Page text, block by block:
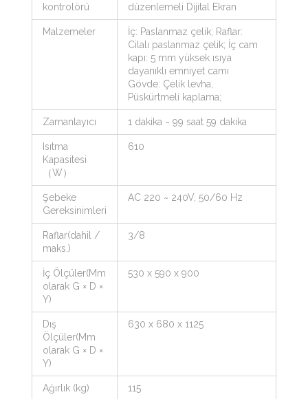
kontrolörü
düzenlemeli Dijital Ekran
Malzemeler
İç: Paslanmaz çelik; Raflar:
Cilalı paslanmaz çelik; İç cam
kapı: 5 mm yüksek ısıya
dayanıklı emniyet camı
Gövde: Çelik levha,
Püskürtmeli kaplama;
Zamanlayıcı 1 dakika ~ 99 saat 59 dakika
Isıtma
Kapasitesi
（W）
610
Şebeke
Gereksinimleri
AC 220 ~ 240V, 50/60 Hz
Raflar(dahil /
maks.)
3/8
İç Ölçüler(Mm
olarak G × D ×
Y)
530 x 590 x 900
Dış
Ölçüler(Mm
olarak G × D ×
Y)
630 x 680 x 1125
Ağırlık (kg) 115